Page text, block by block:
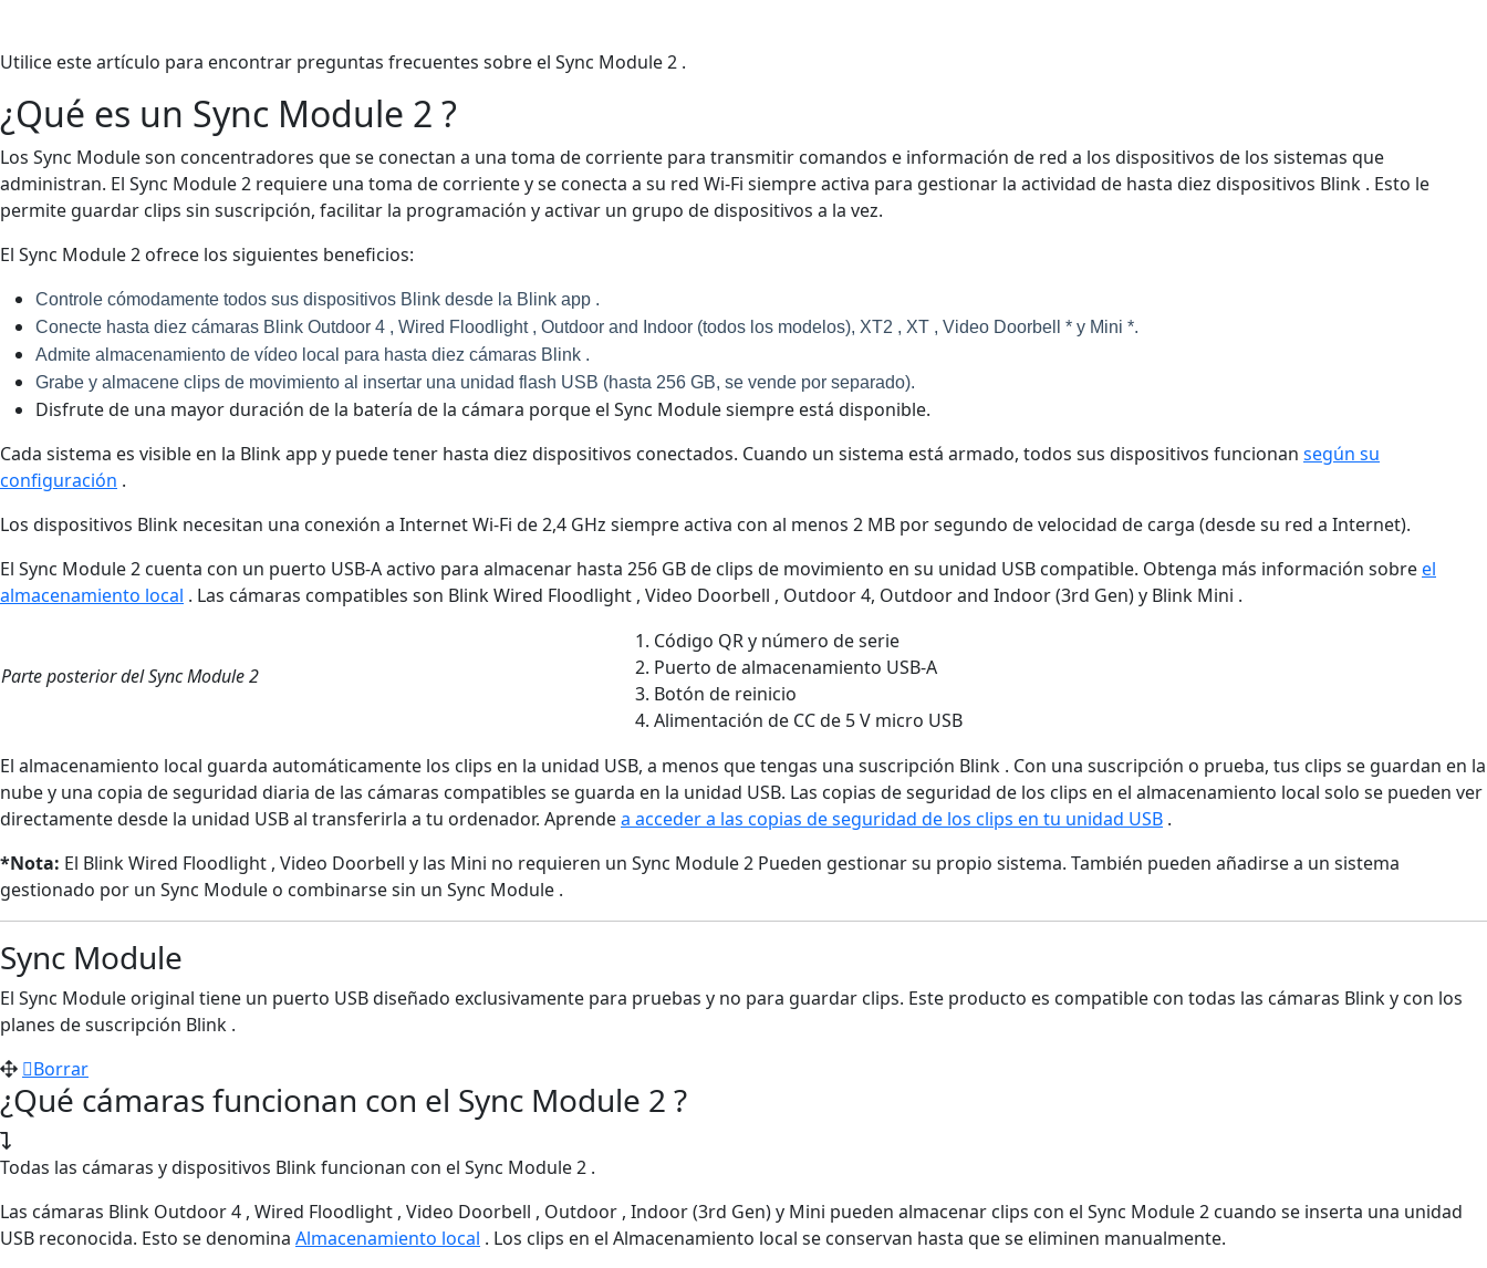
Utilice este artículo para encontrar preguntas frecuentes sobre el Sync Module 2 .
¿Qué es un Sync Module 2 ?
Los Sync Module son concentradores que se conectan a una toma de corriente para transmitir comandos e información de red a los dispositivos de los sistemas que
administran. El Sync Module 2 requiere una toma de corriente y se conecta a su red Wi-Fi siempre activa para gestionar la actividad de hasta diez dispositivos Blink . Esto le
permite guardar clips sin suscripción, facilitar la programación y activar un grupo de dispositivos a la vez.
El Sync Module 2 ofrece los siguientes beneficios:
Controle cómodamente todos sus dispositivos Blink desde la Blink app .
Conecte hasta diez cámaras Blink Outdoor 4 , Wired Floodlight , Outdoor and Indoor (todos los modelos), XT2 , XT , Video Doorbell * y Mini *.
Admite almacenamiento de vídeo local para hasta diez cámaras Blink .
Grabe y almacene clips de movimiento al insertar una unidad flash USB (hasta 256 GB, se vende por separado).
Disfrute de una mayor duración de la batería de la cámara porque el Sync Module siempre está disponible.
Cada sistema es visible en la Blink app y puede tener hasta diez dispositivos conectados. Cuando un sistema está armado, todos sus dispositivos funcionan según su
configuración .
Los dispositivos Blink necesitan una conexión a Internet Wi-Fi de 2,4 GHz siempre activa con al menos 2 MB por segundo de velocidad de carga (desde su red a Internet).
El Sync Module 2 cuenta con un puerto USB-A activo para almacenar hasta 256 GB de clips de movimiento en su unidad USB compatible. Obtenga más información sobreel
almacenamiento local . Las cámaras compatibles son Blink Wired Floodlight , Video Doorbell , Outdoor 4, Outdoor and Indoor (3rd Gen) y Blink Mini .
Parte posterior del Sync Module 2
Código QR y número de serie
Puerto de almacenamiento USB-A
Botón de reinicio
Alimentación de CC de 5 V micro USB
El almacenamiento local guarda automáticamente los clips en la unidad USB, a menos que tengas una suscripción Blink . Con una suscripción o prueba, tus clips se guardan en la
nube y una copia de seguridad diaria de las cámaras compatibles se guarda en la unidad USB. Las copias de seguridad de los clips en el almacenamiento local solo se pueden ver
directamente desde la unidad USB al transferirla a tu ordenador. Aprendea acceder a las copias de seguridad de los clips en tu unidad USB .
*Nota: El Blink Wired Floodlight , Video Doorbell y las Mini no requieren un Sync Module 2 Pueden gestionar su propio sistema. También pueden añadirse a un sistema
gestionado por un Sync Module o combinarse sin un Sync Module .
Sync Module
El Sync Module original tiene un puerto USB diseñado exclusivamente para pruebas y no para guardar clips. Este producto es compatible con todas las cámaras Blink y con los
planes de suscripción Blink .
Borrar
¿Qué cámaras funcionan con el Sync Module 2 ?
Todas las cámaras y dispositivos Blink funcionan con el Sync Module 2 .
Las cámaras Blink Outdoor 4 , Wired Floodlight , Video Doorbell , Outdoor , Indoor (3rd Gen) y Mini pueden almacenar clips con el Sync Module 2 cuando se inserta una unidad
USB reconocida. Esto se denomina Almacenamiento local . Los clips en el Almacenamiento local se conservan hasta que se eliminen manualmente.